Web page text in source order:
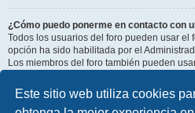
Este sitio web utiliza cookies
¿Cómo puedo ponerme en contacto con
Todos los usuarios del foro pueden usar el
opción ha sido habilitada por el
Los miembros del foro también pueden
Arriba